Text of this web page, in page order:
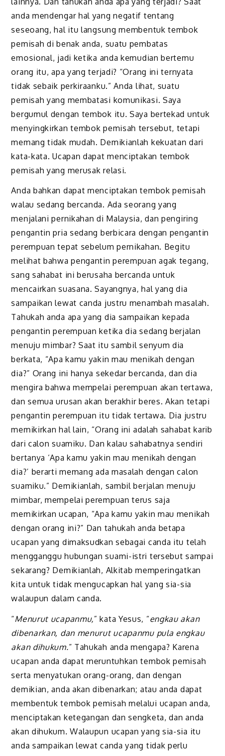
anda mendengar hal yang negatif tentang
seseoang, hal itu langsung membentuk tembok
pemisah di benak anda, suatu pembatas
emosional, jadi ketika anda kemudian bertemu
orang itu, apa yang terjadi? “Orang ini ternyata
tidak sebaik perkiraanku.” Anda lihat, suatu
pemisah yang membatasi komunikasi. Saya
bergumul dengan tembok itu. Saya bertekad untuk
menyingkirkan tembok pemisah tersebut, tetapi
memang tidak mudah. Demikianlah kekuatan dari
kata-kata. Ucapan dapat menciptakan tembok
pemisah yang merusak relasi.
Anda bahkan dapat menciptakan tembok pemisah
walau sedang bercanda. Ada seorang yang
menjalani pernikahan di Malaysia, dan pengiring
pengantin pria sedang berbicara dengan pengantin
perempuan tepat sebelum pernikahan. Begitu
melihat bahwa pengantin perempuan agak tegang,
sang sahabat ini berusaha bercanda untuk
mencairkan suasana. Sayangnya, hal yang dia
sampaikan lewat canda justru menambah masalah.
Tahukah anda apa yang dia sampaikan kepada
pengantin perempuan ketika dia sedang berjalan
menuju mimbar? Saat itu sambil senyum dia
berkata, “Apa kamu yakin mau menikah dengan
dia?” Orang ini hanya sekedar bercanda, dan dia
mengira bahwa mempelai perempuan akan tertawa,
dan semua urusan akan berakhir beres. Akan tetapi
pengantin perempuan itu tidak tertawa. Dia justru
memikirkan hal lain, “Orang ini adalah sahabat karib
dari calon suamiku. Dan kalau sahabatnya sendiri
bertanya ‘Apa kamu yakin mau menikah dengan
dia?’ berarti memang ada masalah dengan calon
suamiku.” Demikianlah, sambil berjalan menuju
mimbar, mempelai perempuan terus saja
memikirkan ucapan, “Apa kamu yakin mau menikah
dengan orang ini?” Dan tahukah anda betapa
ucapan yang dimaksudkan sebagai canda itu telah
mengganggu hubungan suami-istri tersebut sampai
sekarang? Demikianlah, Alkitab memperingatkan
kita untuk tidak mengucapkan hal yang sia-sia
walaupun dalam canda.
“Menurut ucapanmu,” kata Yesus, “engkau akan
dibenarkan, dan menurut ucapanmu pula engkau
akan dihukum.” Tahukah anda mengapa? Karena
ucapan anda dapat meruntuhkan tembok pemisah
serta menyatukan orang-orang, dan dengan
demikian, anda akan dibenarkan; atau anda dapat
membentuk tembok pemisah melalui ucapan anda,
menciptakan ketegangan dan sengketa, dan anda
akan dihukum. Walaupun ucapan yang sia-sia itu
anda sampaikan lewat canda yang tidak perlu